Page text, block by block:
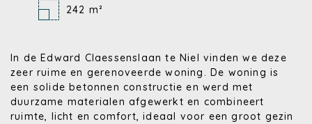
242 m²
In de Edward Claessenslaan te Niel vinden we deze
zeer ruime en gerenoveerde woning. De woning is
een solide betonnen constructie en werd met
duurzame materialen afgewerkt en combineert
ruimte, licht en comfort, ideaal voor een groot gezin